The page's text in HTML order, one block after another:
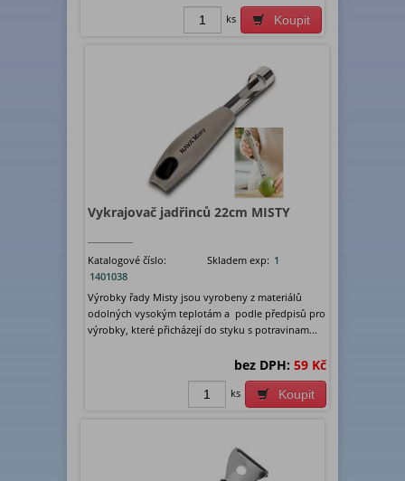
Koupit
ks
Vykrajovač jadřinců 22cm MISTY
Katalogové číslo:
1401038
Skladem exp: 1
Výrobky řady Misty jsou vyrobeny z materiálů
odolných vysokým teplotám a podle předpisů pro
výrobky, které přicházejí do styku s potravinam...
bez DPH: 59 Kč
Koupit
ks